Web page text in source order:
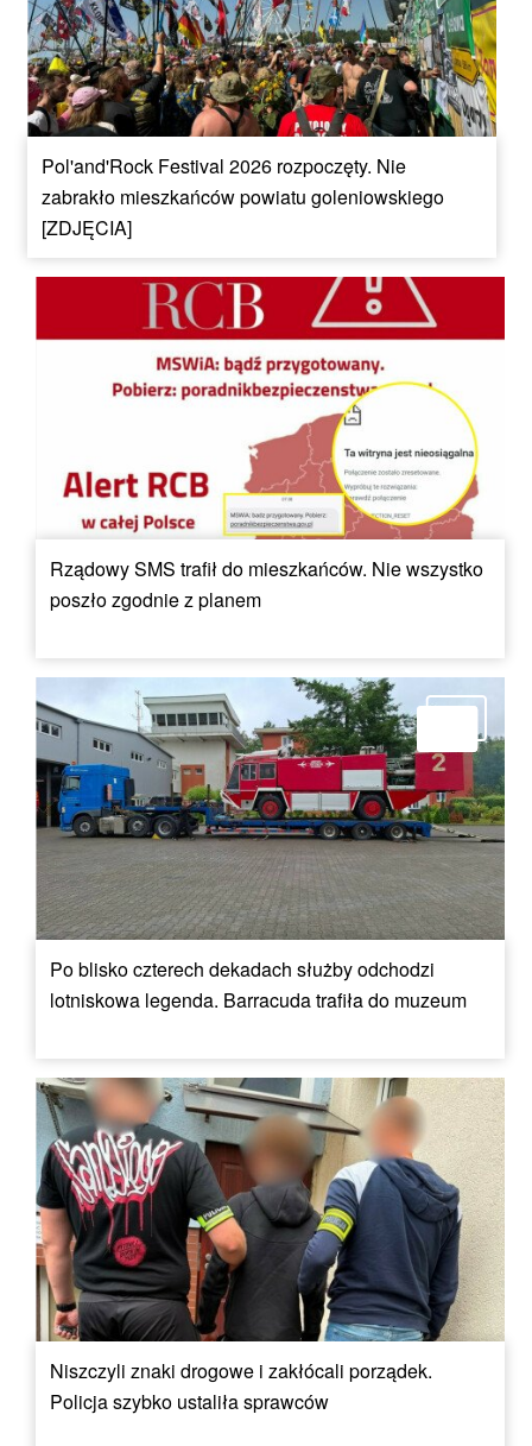
Pol'and'Rock Festival 2026 rozpoczęty. Nie
zabrakło mieszkańców powiatu goleniowskiego
[ZDJĘCIA]
Rządowy SMS trafił do mieszkańców. Nie wszystko
poszło zgodnie z planem
Po blisko czterech dekadach służby odchodzi
lotniskowa legenda. Barracuda trafiła do muzeum
Niszczyli znaki drogowe i zakłócali porządek.
Policja szybko ustaliła sprawców